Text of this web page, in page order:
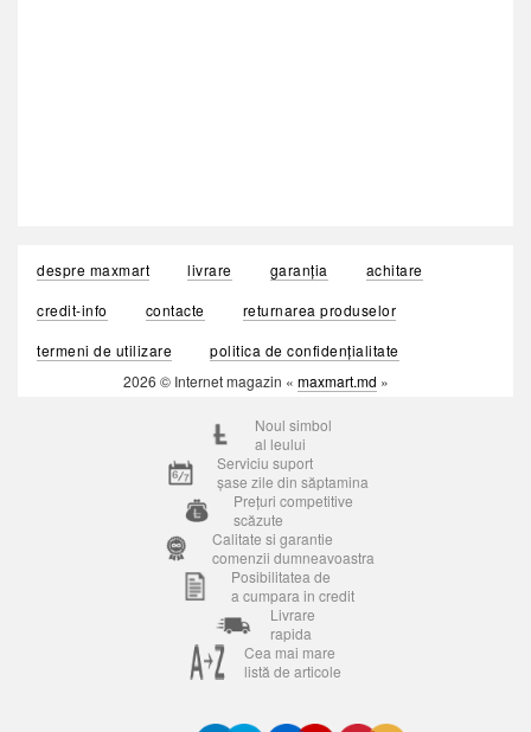
despre maxmart livrare garanția
achitare
credit-info
contacte
returnarea produselor
termeni de utilizare
politica de confidențialitate
2026 © Internet magazin « maxmart.md »
Noul simbol
al leului
Serviciu suport
șase zile din săptamina
Prețuri competitive
scăzute
Calitate si garantie
comenzii dumneavoastra
Posibilitatea de
a cumpara in credit
Livrare
rapida
Cea mai mare
listă de articole